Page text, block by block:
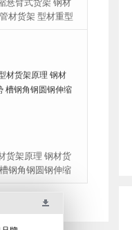
滨州板材货架 青岛钢板存
放架 山东铝板货架 烟台铝
昆山立式板材货架 铜板存
放架 铝板立式货架 钢板存
放架